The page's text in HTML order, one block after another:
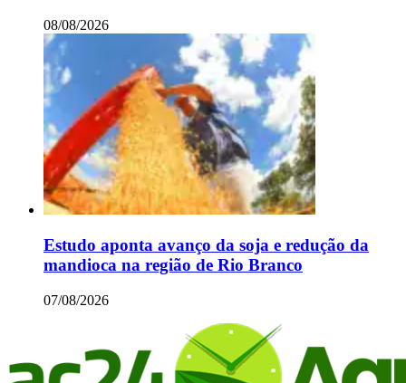
08/08/2026
Estudo aponta avanço da soja e redução da
mandioca na região de Rio Branco
07/08/2026